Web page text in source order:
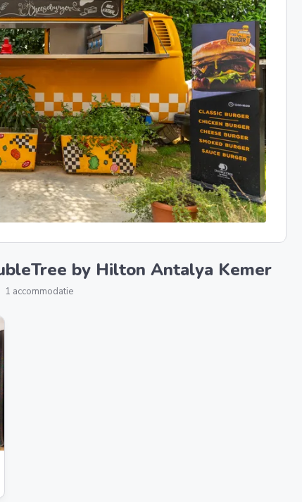
by Hilton Antalya Kemer
1 accommodatie